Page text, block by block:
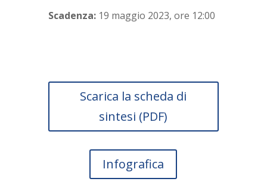
Scadenza: 19 maggio 2023, ore 12:00
Scarica la scheda di
sintesi (PDF)
Infografica